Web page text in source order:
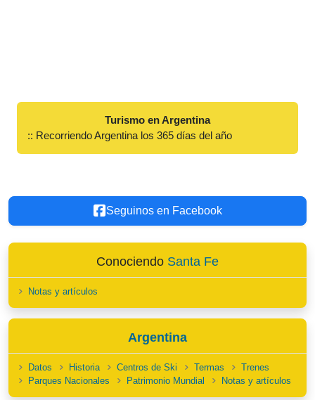
Turismo en Argentina
:: Recorriendo Argentina los 365 días del año
Seguinos en Facebook
Conociendo Santa Fe
Notas y artículos
Argentina
Datos Historia Centros de Ski Termas
Trenes
Parques Nacionales
Patrimonio Mundial Notas y artículos